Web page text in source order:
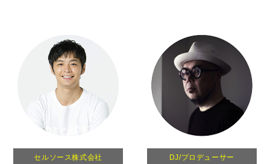
セルソース株式会社
DJ/プロデューサー